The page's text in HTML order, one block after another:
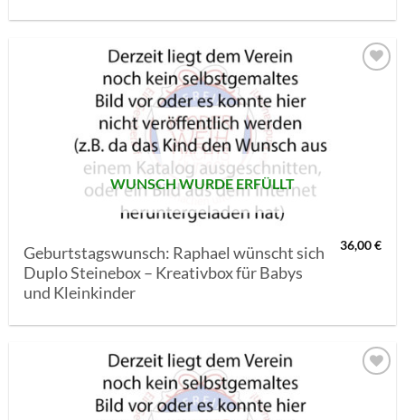
WUNSCH WURDE ERFÜLLT
Geburtstagswunsch: Raphael wünscht sich
Duplo Steinebox – Kreativbox für Babys
und Kleinkinder
36,00€